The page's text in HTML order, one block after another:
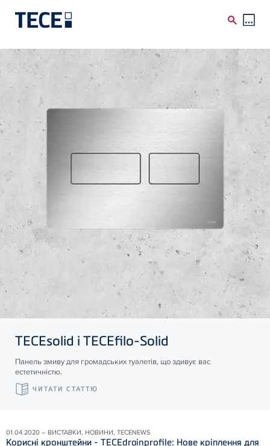
Skip to main content
TECEsolid і TECEfilo-Solid
Панель змиву для громадських туалетів, що здивує вас
естетичністю.
ЧИТАТИ СТАТТЮ
01.04.2020 – ВИСТАВКИ, НОВИНИ, TECENEWS
Корисні кронштейни - TECEdrainprofile: Нове кріплення для